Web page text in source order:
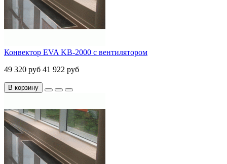
Конвектор EVA KB-2000 с вентилятором
49 320 руб 41 922 руб
В корзину